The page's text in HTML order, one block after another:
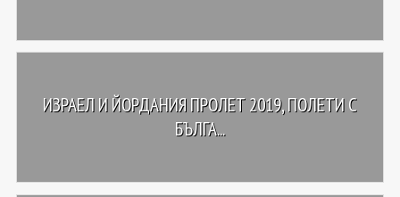
ИЗРАЕЛ И ЙОРДАНИЯ ПРОЛЕТ 2019, ПОЛЕТИ С
БЪЛГА...